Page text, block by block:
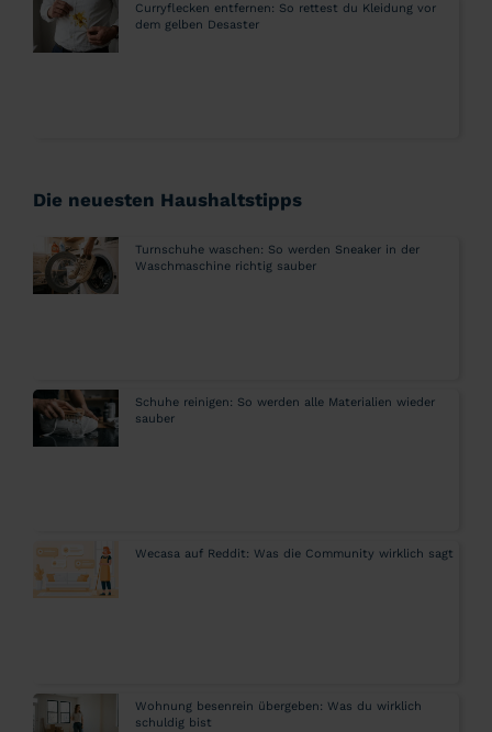
Curryflecken entfernen: So rettest du Kleidung vor
dem gelben Desaster
Die neuesten Haushaltstipps
Turnschuhe waschen: So werden Sneaker in der
Waschmaschine richtig sauber
Schuhe reinigen: So werden alle Materialien wieder
sauber
Wecasa auf Reddit: Was die Community wirklich sagt
Wohnung besenrein übergeben: Was du wirklich
schuldig bist